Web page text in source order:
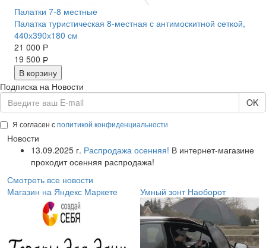
Палатки 7-8 местные
Палатка туристическая 8-местная с антимоскитной сеткой,
440х390х180 см
21 000 Р
19 500 Р
В корзину
Подписка на Новости
OK
Я согласен сполитикой конфиденциальности
Новости
13.09.2025 г. Распродажа осенняя! В интернет-магазине
проходит осенняя распродажа!
Смотреть все новости
Магазин на Яндекс Маркете
Умный зонт Наоборот